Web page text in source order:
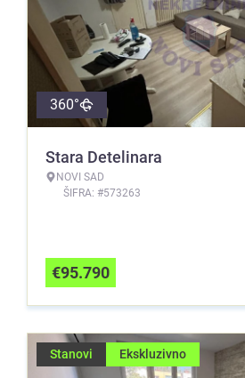
360°
Stara Detelinara
NOVI SAD
ŠIFRA: #573263
€95.790
Stanovi Ekskluzivno